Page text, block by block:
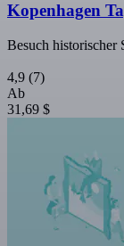
Kopenhagen
Besuch historischer
4,9 (7)
Ab
31,69 $